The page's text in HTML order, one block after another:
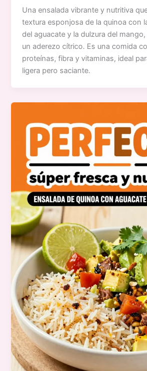
Una ensalada vibrante y nutritiva
textura esponjosa de la quinoa con
del aguacate y la dulzura del
un aderezo cítrico. Es una comida
proteínas, fibra y vitaminas, ideal
ligera pero saciante.